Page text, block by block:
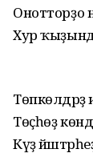
Онотторҙо
Хур
Төҫһөҙ
Күҙ